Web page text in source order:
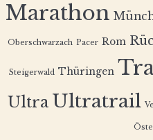
Marathon
Oberschwarzach Pacer Rom
Steigerwald Thüringen
Ultra Ultratrail